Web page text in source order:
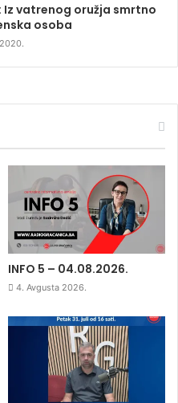
Iz vatrenog oružja smrtno
osoba
INFO 5 – 04.08.2026.
4. Avgusta 2026.